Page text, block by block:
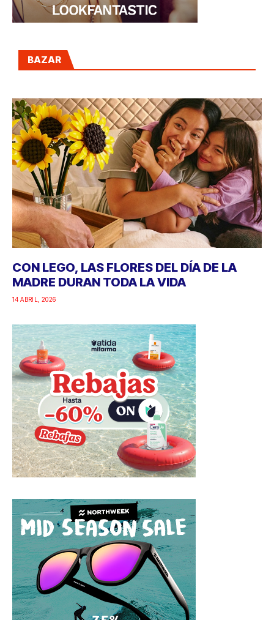
BAZAR
CON LEGO, LAS FLORES DEL DÍA DE LA
MADRE DURAN TODA LA VIDA
14 ABRIL, 2026